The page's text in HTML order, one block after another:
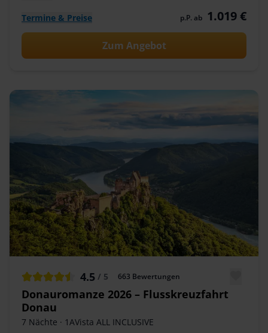
Termine & Preise p.P. ab 1.019 €
Zum Angebot
4.5 / 5 663 Bewertungen
Donauromanze 2026 – Flusskreuzfahrt
Donau
7 Nächte · 1AVista ALL INCLUSIVE